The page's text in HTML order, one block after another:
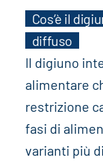
Cos’è il
diffuso
Il digiuno
alimentare
restrizione
fasi di
varianti più